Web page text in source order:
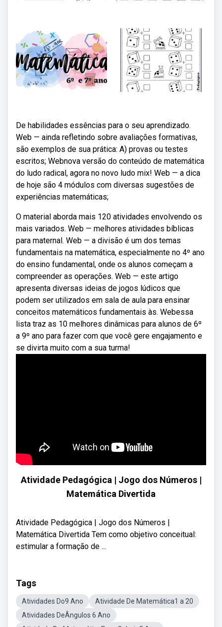
De habilidades essências para o seu aprendizado.
Web — ainda refletindo sobre avaliações formativas,
são exemplos de sua prática: A) provas ou testes
escritos; Webnova versão do conteúdo de matemática
do ludo radical, agora no novo ludo mix! Web — a dica
de hoje são 4 módulos com diversas sugestões de
experiências matemáticas;
O material aborda mais 120 atividades envolvendo os
mais variados. Web — melhores atividades bíblicas
para maternal. Web — a divisão é um dos temas
fundamentais na matemática, especialmente no 4º ano
do ensino fundamental, onde os alunos começam a
compreender as operações. Web — este artigo
apresenta diversas ideias de jogos lúdicos que
podem ser utilizados em sala de aula para ensinar
conceitos matemáticos fundamentais às. Webessa
lista traz as 10 melhores dinâmicas para alunos de 6º
a 9º ano para fazer com que você gere engajamento e
se divirta muito com a sua turma!
Atividade Pedagógica | Jogo dos Números |
Matemática Divertida
Atividade Pedagógica | Jogo dos Números |
Matemática Divertida Tem como objetivo conceitual:
estimular a formação de ...
Tags
Atividades Do9 Ano
Atividade De Matemática1 a 20
Atividades DeÂngulos 6 Ano